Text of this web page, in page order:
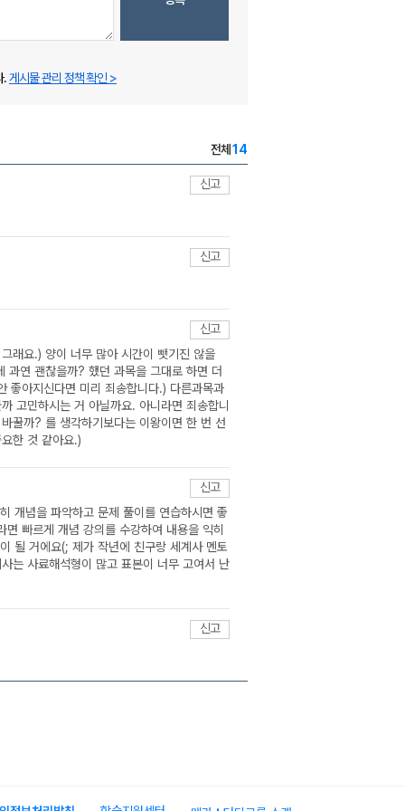
.게시물 관리 정책 확인 >
전체 14
신고
신고
신고
래요.) 양이 너무 많아 시간이 뺏기진 않을
과연 괜찮을까? 했던 과목을 그대로 하면 더
좋아지신다면 미리 죄송합니다.) 다른과목과
고민하시는 거 아닐까요. 아니라면 죄송합니
꿀까? 를 생각하기보다는 이왕이면 한 번 선
한 것 같아요.)
신고
개념을 파악하고 문제 풀이를 연습하시면 좋
빠르게 개념 강의를 수강하여 내용을 익히
될 거에요(; 제가 작년에 친구랑 세계사 멘토
는 사료해석형이 많고 표본이 너무 고여서 난
신고